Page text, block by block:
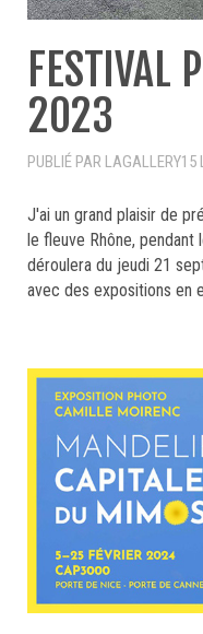
FESTIVAL
2023
PUBLIÉ PAR LAGALLERY15
J'ai un grand plaisir de
le fleuve Rhône, pendant
déroulera du jeudi 21
avec des expositions en